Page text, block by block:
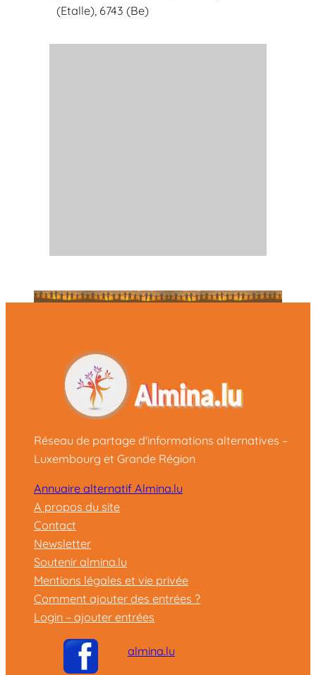
(Etalle), 6743 (Be)
Réseau de partage d'informations alternatives –
Luxembourg et Grande Région
Annuaire alternatif Almina.lu
A propos du site
Contact
Newsletter
Soutenir almina.lu
Mentions légales et vie privée
Comment ajouter des entrées ?
Login – ajouter entrées
almina.lu